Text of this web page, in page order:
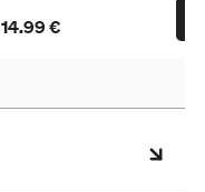
14.99 €